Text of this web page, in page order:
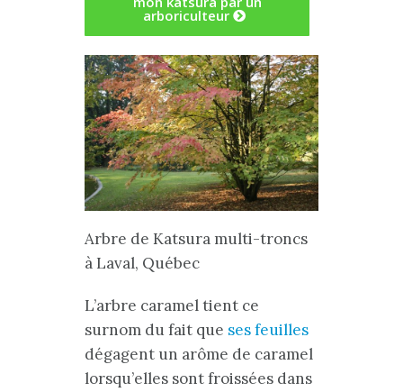
arboriculteur
Arbre de Katsura multi-troncs
à Laval, Québec
L’arbre caramel tient ce
surnom du fait que ses feuilles
dégagent un arôme de caramel
lorsqu’elles sont froissées dans